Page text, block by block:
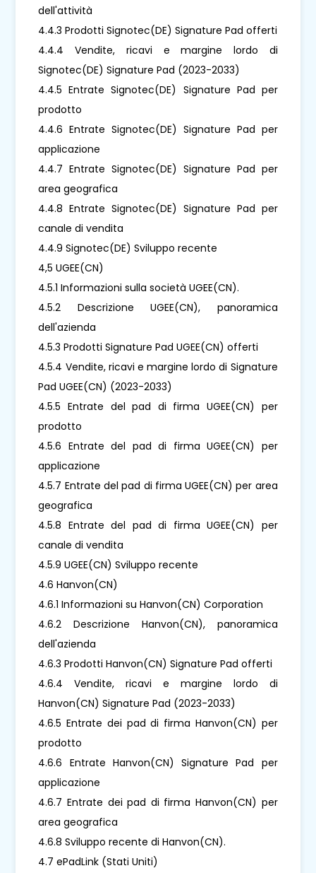
dell'attività
4.4.3 Prodotti Signotec(DE) Signature Pad offerti
4.4.4 Vendite, ricavi e margine lordo di
Signotec(DE) Signature Pad (2023-2033)
4.4.5 Entrate Signotec(DE) Signature Pad per
prodotto
4.4.6 Entrate Signotec(DE) Signature Pad per
applicazione
4.4.7 Entrate Signotec(DE) Signature Pad per
area geografica
4.4.8 Entrate Signotec(DE) Signature Pad per
canale di vendita
4.4.9 Signotec(DE) Sviluppo recente
4,5 UGEE(CN)
4.5.1 Informazioni sulla società UGEE(CN).
4.5.2 Descrizione UGEE(CN), panoramica
dell'azienda
4.5.3 Prodotti Signature Pad UGEE(CN) offerti
4.5.4 Vendite, ricavi e margine lordo di Signature
Pad UGEE(CN) (2023-2033)
4.5.5 Entrate del pad di firma UGEE(CN) per
prodotto
4.5.6 Entrate del pad di firma UGEE(CN) per
applicazione
4.5.7 Entrate del pad di firma UGEE(CN) per area
geografica
4.5.8 Entrate del pad di firma UGEE(CN) per
canale di vendita
4.5.9 UGEE(CN) Sviluppo recente
4.6 Hanvon(CN)
4.6.1 Informazioni su Hanvon(CN) Corporation
4.6.2 Descrizione Hanvon(CN), panoramica
dell'azienda
4.6.3 Prodotti Hanvon(CN) Signature Pad offerti
4.6.4 Vendite, ricavi e margine lordo di
Hanvon(CN) Signature Pad (2023-2033)
4.6.5 Entrate dei pad di firma Hanvon(CN) per
prodotto
4.6.6 Entrate Hanvon(CN) Signature Pad per
applicazione
4.6.7 Entrate dei pad di firma Hanvon(CN) per
area geografica
4.6.8 Sviluppo recente di Hanvon(CN).
4.7 ePadLink (Stati Uniti)